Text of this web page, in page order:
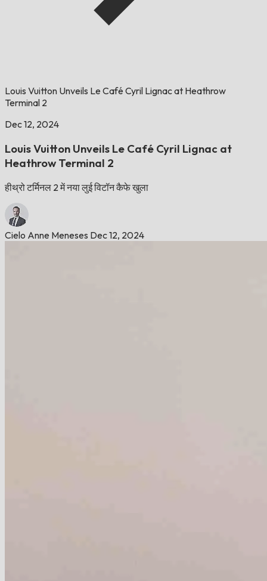
Louis Vuitton Unveils Le Café Cyril Lignac at Heathrow
Terminal 2
Dec 12, 2024
Louis Vuitton Unveils Le Café Cyril Lignac at
Heathrow Terminal 2
हीथ्रो टर्मिनल 2 में नया लुई विटॉन कैफे खुला
Cielo Anne Meneses Dec 12, 2024